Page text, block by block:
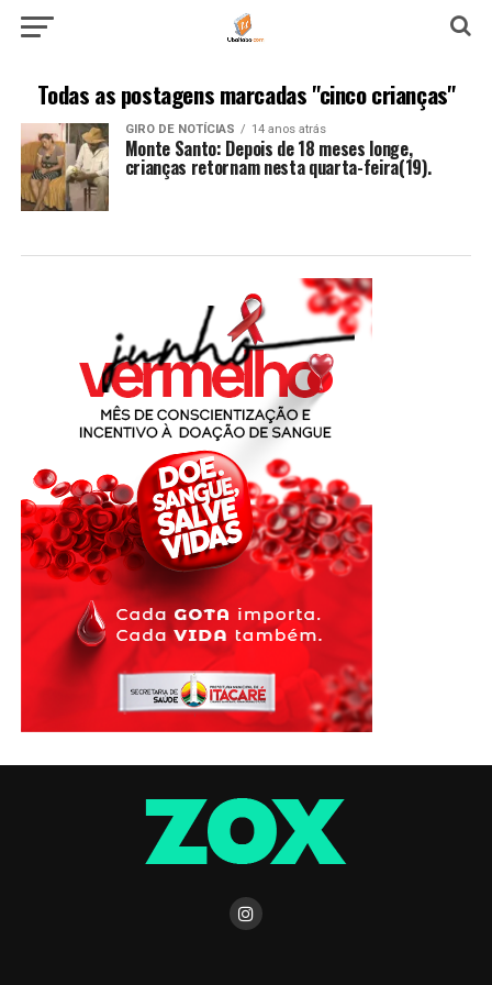
Todas as postagens marcadas "cinco crianças"
GIRO DE NOTÍCIAS 14 anos atrás
Monte Santo: Depois de 18 meses longe,
crianças retornam nesta quarta-feira(19).